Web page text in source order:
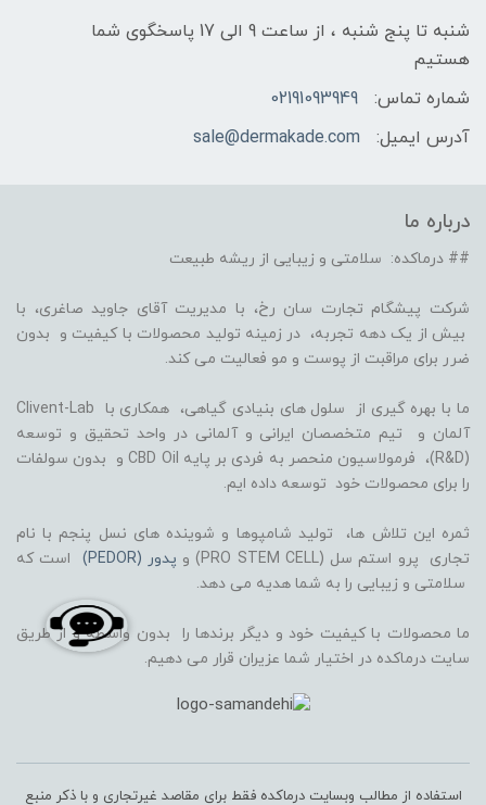
شنبه تا پنج شنبه ، از ساعت 9 الی 17 پاسخگوی شما
هستیم
شماره تماس:
02191093949
آدرس ایمیل:
sale@dermakade.com
درباره ما
## درماکده: سلامتی و زیبایی از ریشه طبیعت
شرکت پیشگام تجارت سان رخ، با مدیریت آقای جاوید صاغری، با
بیش از یک دهه تجربه، در زمینه تولید محصولات با کیفیت و بدون
ضرر برای مراقبت از پوست و مو فعالیت می کند.
ما با بهره گیری از سلول های بنیادی گیاهی، همکاری با Clivent-Lab
آلمان و تیم متخصصان ایرانی و آلمانی در واحد تحقیق و توسعه
(R&D)، فرمولاسیون منحصر به فردی بر پایه CBD Oil و بدون سولفات
را برای محصولات خود توسعه داده ایم.
ثمره این تلاش ها، تولید شامپوها و شوینده های نسل پنجم با نام
تجاری پرو استم سل (PRO STEM CELL) و
پدور (PEDOR)
است که
سلامتی و زیبایی را به شما هدیه می دهد.
ما محصولات با کیفیت خود و دیگر برندها را بدون واسطه و از طریق
سایت درماکده در اختیار شما عزیران قرار می دهیم.
استفاده از مطالب وبسایت درماکده فقط برای مقاصد غیرتجاری و با ذکر منبع